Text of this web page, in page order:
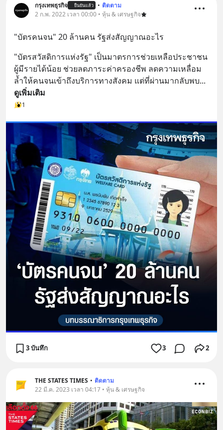
กรุงเทพธุรกิจ ยืนยันแล้ว • ติดตาม
2 ก.พ. 2022 เวลา 00:00 • หุ้น & เศรษฐกิจ
"บัตรคนจน" 20 ล้านคน รัฐส่งสัญญาณอะไร
"บัตรสวัสดิการแห่งรัฐ" เป็นมาตรการช่วยเหลือประชาชน
ผู้มีรายได้น้อย ช่วยลดภาระค่าครองชีพ ลดความเหลื่อม
ล้ำให้คนจนเข้าถึงบริการทางสังคม แต่ที่ผ่านมากลับพบ...
ดูเพิ่มเติม
1
3 บันทึก 3 2
THE STATES TIMES • ติดตาม
22 มี.ค. 2023 เวลา 04:17 • หุ้น & เศรษฐกิจ